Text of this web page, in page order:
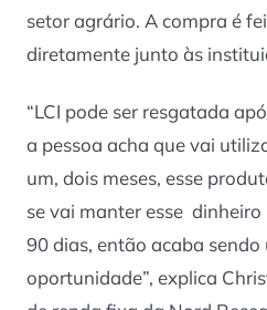
setor agrário. A compra é
diretamente junto às
“LCI pode ser resgatada
a pessoa acha que vai
um, dois meses, esse
se vai manter esse
90 dias, então acaba sendo
oportunidade”, explica